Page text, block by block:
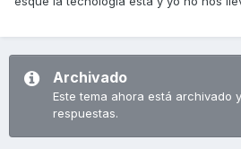
Archivado
Este tema ahora está archivado
respuestas.